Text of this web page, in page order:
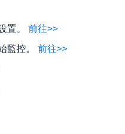
置。 前往>>
監控。 前往>>